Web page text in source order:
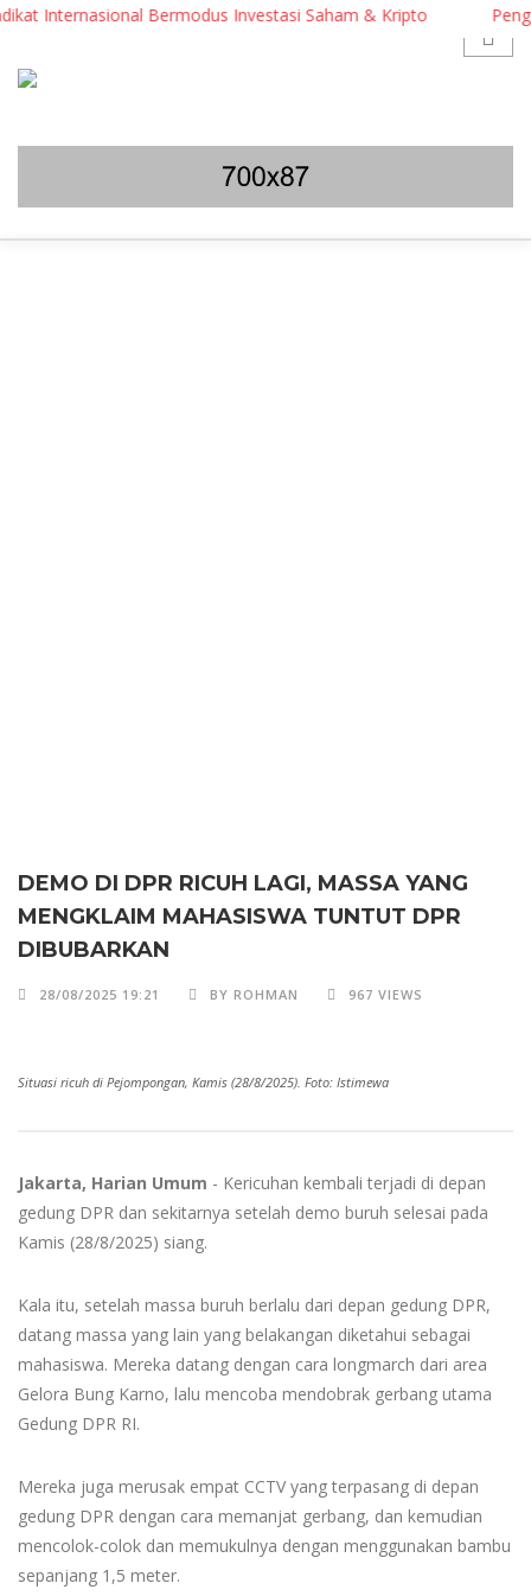
Internasional Bermodus Investasi Saham & Kripto
DEMO DI DPR RICUH LAGI, MASSA YANG
MENGKLAIM MAHASISWA TUNTUT DPR
DIBUBARKAN
28/08/2025 19:21 BY ROHMAN 967 VIEWS
Situasi ricuh di Pejompongan, Kamis (28/8/2025). Foto: Istimewa
Jakarta, Harian Umum - Kericuhan kembali terjadi di depan
gedung DPR dan sekitarnya setelah demo buruh selesai pada
Kamis (28/8/2025) siang.
Kala itu, setelah massa buruh berlalu dari depan gedung DPR,
datang massa yang lain yang belakangan diketahui sebagai
mahasiswa. Mereka datang dengan cara longmarch dari area
Gelora Bung Karno, lalu mencoba mendobrak gerbang utama
Gedung DPR RI.
Mereka juga merusak empat CCTV yang terpasang di depan
gedung DPR dengan cara memanjat gerbang, dan kemudian
mencolok-colok dan memukulnya dengan menggunakan bambu
sepanjang 1,5 meter.